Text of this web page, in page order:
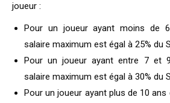
joueur :
Pour un joueur ayant moins de 6
salaire maximum est égal à 25% du
Pour un joueur ayant entre 7 et 9
salaire maximum est égal à 30% du
Pour un joueur ayant plus de 10 ans